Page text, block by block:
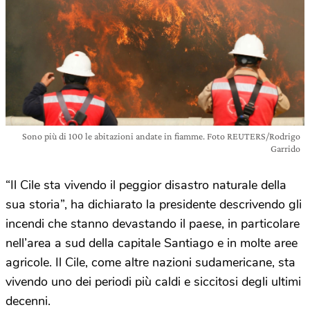
Sono più di 100 le abitazioni andate in fiamme. Foto REUTERS/Rodrigo
Garrido
“Il Cile sta vivendo il peggior disastro naturale della
sua storia”, ha dichiarato la presidente descrivendo gli
incendi che stanno devastando il paese, in particolare
nell’area a sud della capitale Santiago e in molte aree
agricole. Il Cile, come altre nazioni sudamericane, sta
vivendo uno dei periodi più caldi e siccitosi degli ultimi
decenni.